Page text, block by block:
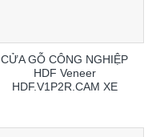
CỬA GỖ CÔNG NGHIỆP
HDF Veneer
HDF.V1P2R.CAM XE